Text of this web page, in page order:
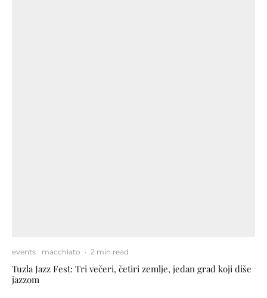
events macchiato · 2 min read
Tuzla Jazz Fest: Tri večeri, četiri zemlje, jedan grad koji diše
jazzom